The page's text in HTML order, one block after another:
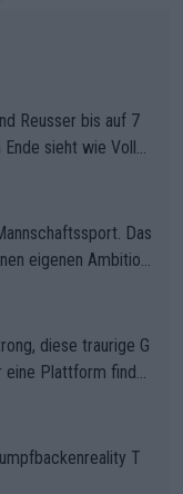
Reusser bis auf 7
sieht wie Voller
geschlossen hat un
schwerer taktischer
Beobachtung trifft
Moment war das e
die Tür z
Dilemma am Mon
spekulierte in die
Trikot die N
zu verteidigen.De
Sekunden sofort s
Das
Ambition
konkret am Erf
Das ist ein Zei
diese traurige G
eine Plattform finde
T